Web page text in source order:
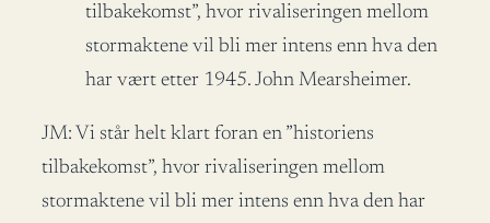
tilbakekomst”, hvor rivaliseringen mellom
stormaktene vil bli mer intens enn hva den
har vært etter 1945. John Mearsheimer.
JM: Vi står helt klart foran en ”historiens
tilbakekomst”, hvor rivaliseringen mellom
stormaktene vil bli mer intens enn hva den har